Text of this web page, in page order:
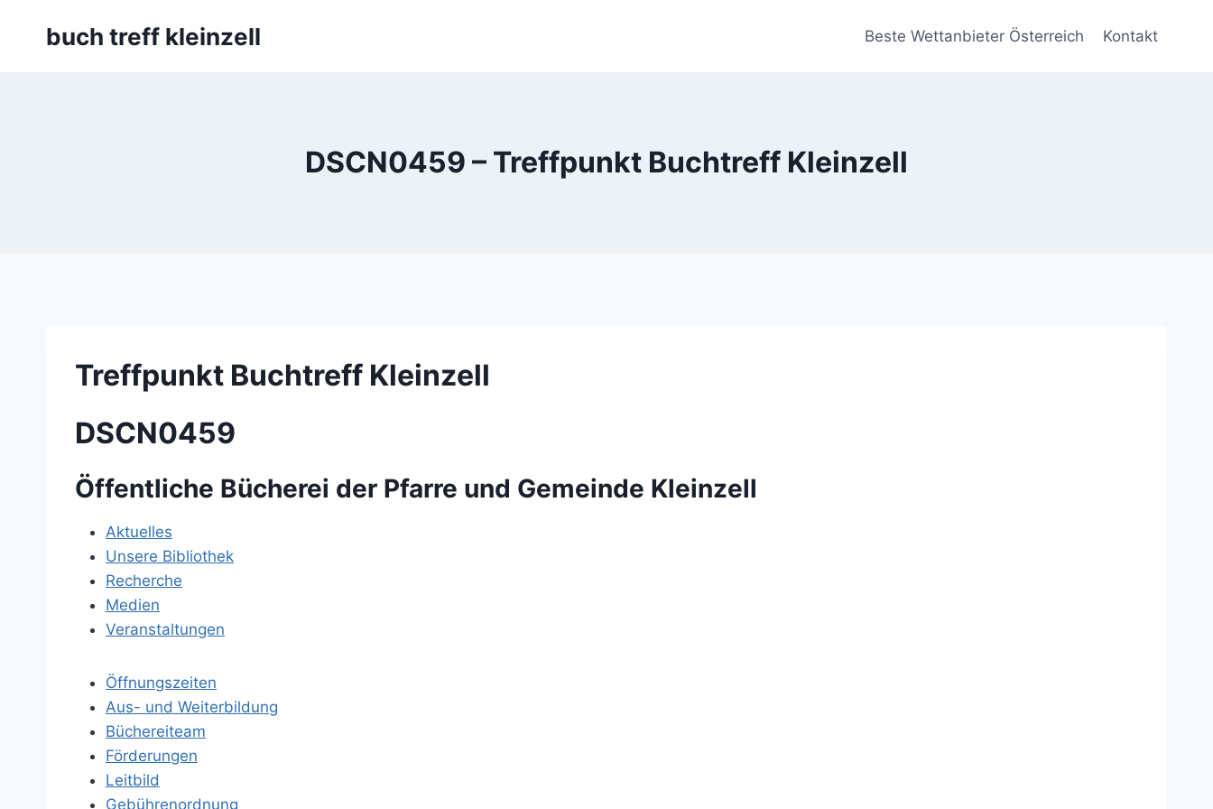
buch treff kleinzell Beste Wettanbieter Österreich Kontakt
DSCN0459 – Treffpunkt Buchtreff Kleinzell
Treffpunkt Buchtreff Kleinzell
DSCN0459
Öffentliche Bücherei der Pfarre und Gemeinde Kleinzell
Aktuelles
Unsere Bibliothek
Recherche
Medien
Veranstaltungen
Öffnungszeiten
Aus- und Weiterbildung
Büchereiteam
Förderungen
Leitbild
Gebührenordnung